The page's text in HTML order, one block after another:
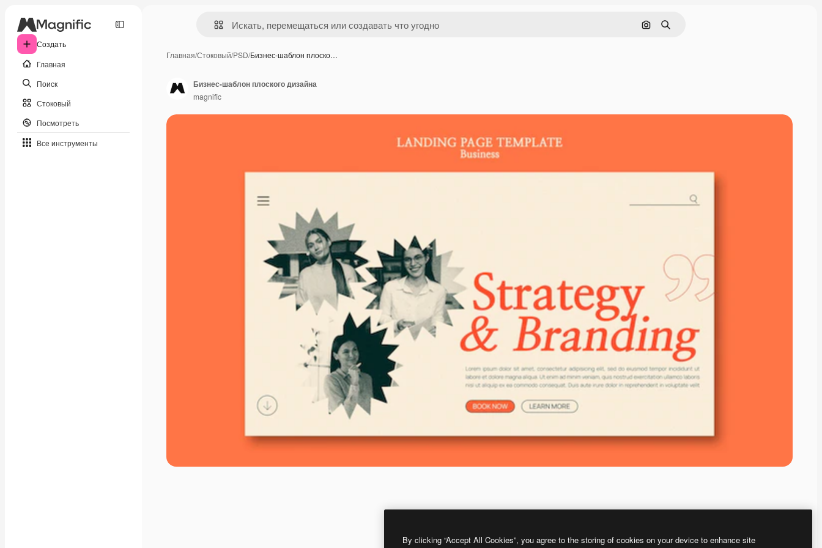
Создать
Главная
Поиск
Стоковый
Посмотреть
Все инструменты
Поиск по изображению
Поиск
Главная/Стоковый/PSD/Бизнес-шаблон плоско…
Бизнес-шаблон плоского дизайна
magnific
By clicking “Accept All Cookies”, you agree to the storing of cookies on your device to enhance site